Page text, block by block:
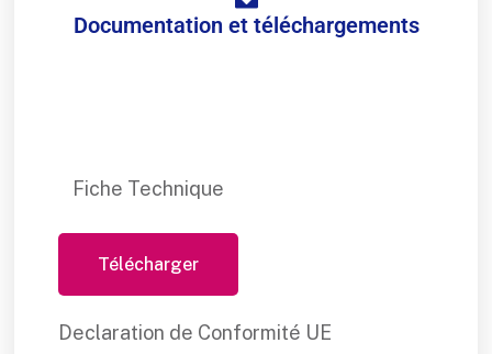
Documentation et téléchargements
Fiche Technique
Télécharger
Declaration de Conformité UE